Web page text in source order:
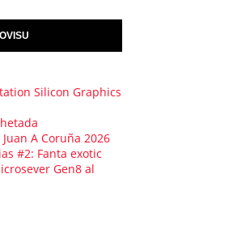
Silicon Graphics
A Coruña 2026
#2: Fanta exotic
Gen8 al